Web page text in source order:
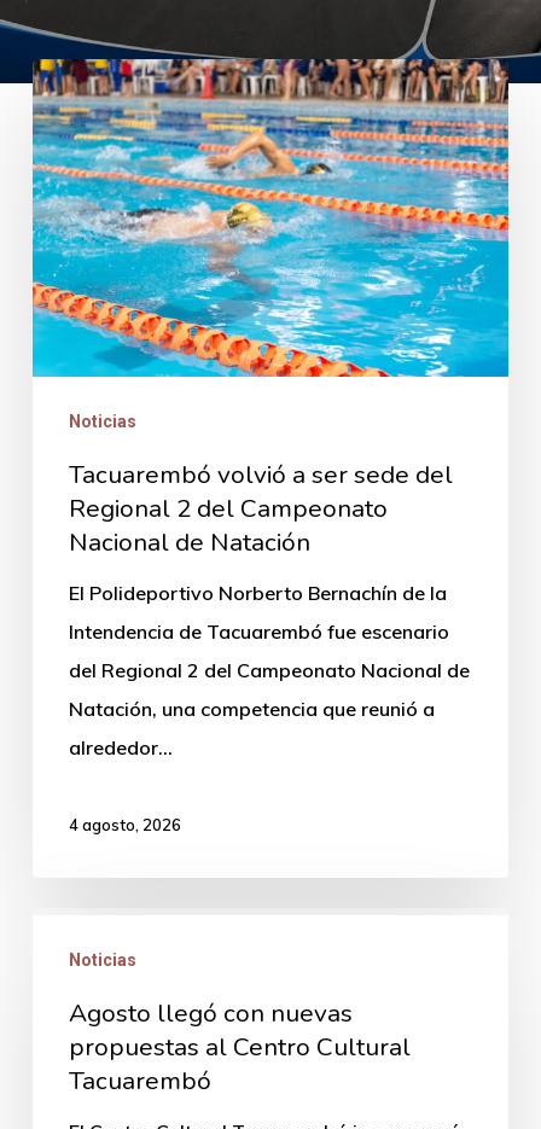
Tacuarembó
volvió
a
ser
sede
del
Regional
2
Campeonato
Nacional
Natación
Noticias
Tacuarembó volvió a ser sede del
Regional 2 del Campeonato
Nacional de Natación
El Polideportivo Norberto Bernachín de la
Intendencia de Tacuarembó fue escenario
del Regional 2 del Campeonato Nacional de
Natación, una competencia que reunió a
alrededor…
4 agosto, 2026
llegó
nuevas
propuestas
Noticias
Agosto llegó con nuevas
propuestas al Centro Cultural
Tacuarembó